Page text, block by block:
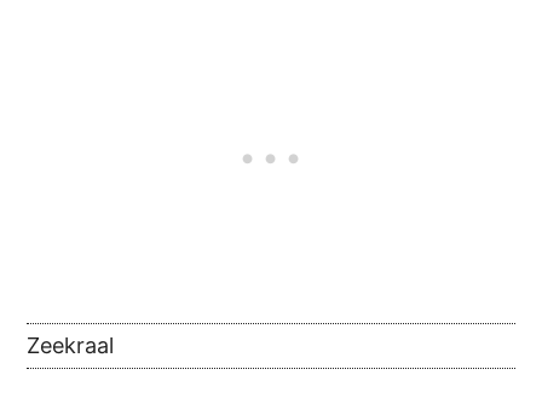
Zeekraal